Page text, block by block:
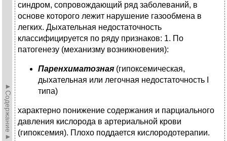
►Содержание►
синдром, сопровождающий ряд заболеваний, в
основе которого лежит нарушение газообмена в
легких. Дыхательная недостаточность
классифицируется по ряду признаков: 1. По
патогенезу (механизму возникновения):
Паренхиматозная (гипоксемическая,
дыхательная или легочная недостаточность I
типа)
характерно понижение содержания и парциального
давления кислорода в артериальной крови
(гипоксемия). Плохо поддается кислородотерапии.